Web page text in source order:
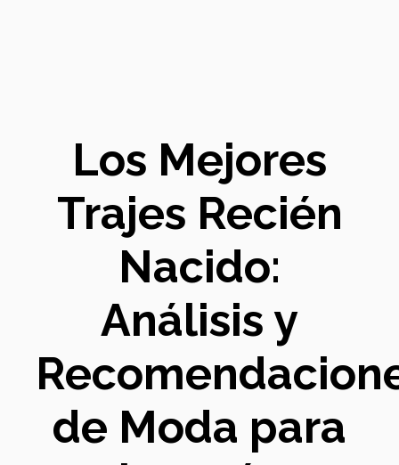
Los Mejores
Trajes Recién
Nacido:
Análisis y
de Moda para